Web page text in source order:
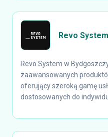
Revo System
Revo System w
zaawansowanych
oferujący szeroką gamę
dostosowanych do